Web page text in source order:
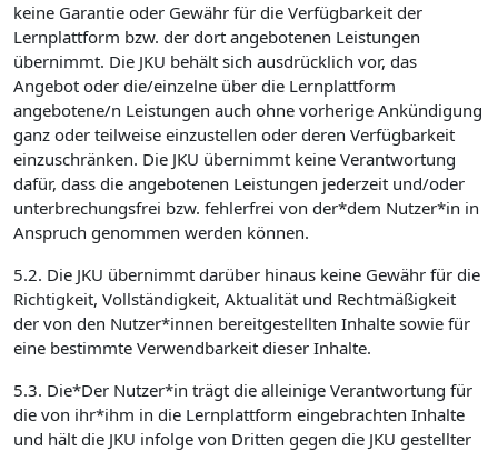
keine Garantie oder Gewähr für die Verfügbarkeit der
Lernplattform bzw. der dort angebotenen Leistungen
übernimmt. Die JKU behält sich ausdrücklich vor, das
Angebot oder die/einzelne über die Lernplattform
angebotene/n Leistungen auch ohne vorherige Ankündigung
ganz oder teilweise einzustellen oder deren Verfügbarkeit
einzuschränken. Die JKU übernimmt keine Verantwortung
dafür, dass die angebotenen Leistungen jederzeit und/oder
unterbrechungsfrei bzw. fehlerfrei von der*dem Nutzer*in in
Anspruch genommen werden können.
5.2. Die JKU übernimmt darüber hinaus keine Gewähr für die
Richtigkeit, Vollständigkeit, Aktualität und Rechtmäßigkeit
der von den Nutzer*innen bereitgestellten Inhalte sowie für
eine bestimmte Verwendbarkeit dieser Inhalte.
5.3. Die*Der Nutzer*in trägt die alleinige Verantwortung für
die von ihr*ihm in die Lernplattform eingebrachten Inhalte
und hält die JKU infolge von Dritten gegen die JKU gestellter